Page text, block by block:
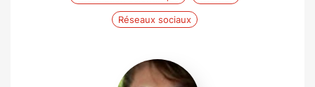
Réseaux sociaux
Saloua
Chabbah